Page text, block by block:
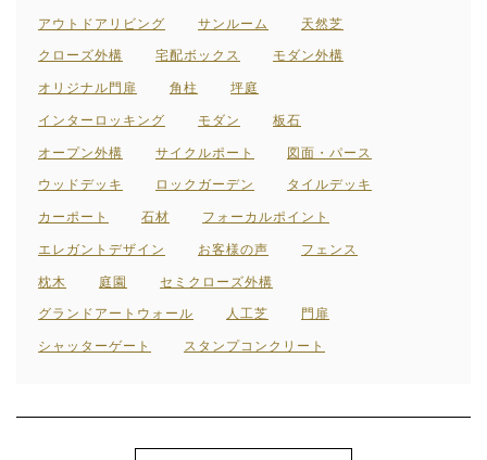
アウトドアリビング サンルーム 天然芝
クローズ外構 宅配ボックス モダン外構
オリジナル門扉 角柱 坪庭
インターロッキング モダン 板石
オープン外構 サイクルポート 図面・パース
ウッドデッキ ロックガーデン タイルデッキ
カーポート 石材 フォーカルポイント
エレガントデザイン お客様の声 フェンス
枕木 庭園 セミクローズ外構
グランドアートウォール 人工芝 門扉
シャッターゲート スタンプコンクリート